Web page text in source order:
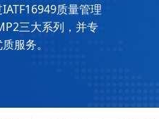
质量管理
三大系列，并专
服务。